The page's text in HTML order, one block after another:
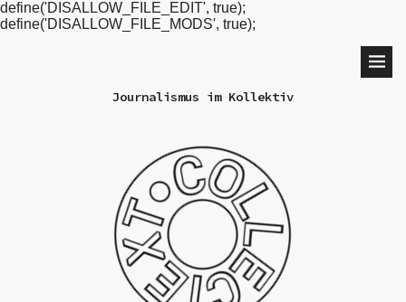
define('DISALLOW_FILE_EDIT', true);
define('DISALLOW_FILE_MODS', true);
Journalismus im Kollektiv